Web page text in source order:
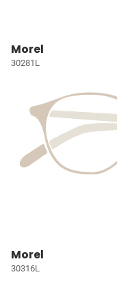
Morel
30281L
Morel
30316L